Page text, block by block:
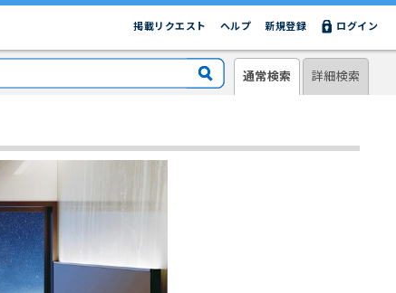
ログイン
新規登録
ヘルプ
掲載リクエスト
通常検索 詳細検索